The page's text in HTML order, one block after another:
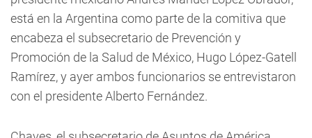
está en la Argentina como parte de la comitiva que
encabeza el subsecretario de Prevención y
Promoción de la Salud de México, Hugo López-Gatell
Ramírez, y ayer ambos funcionarios se entrevistaron
con el presidente Alberto Fernández.